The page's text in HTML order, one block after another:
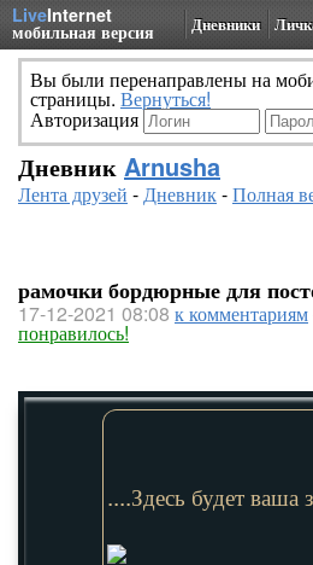
LiveInternet
мобильная версия Дневники
Вы были перенаправлены на
страницы. Вернуться!
Авторизация
Дневник Arnusha
Лента друзей -Дневник-Полная
рамочки бордюрные для
17-12-2021 08:08 к комментариям
понравилось!
....Здесь будет ваша